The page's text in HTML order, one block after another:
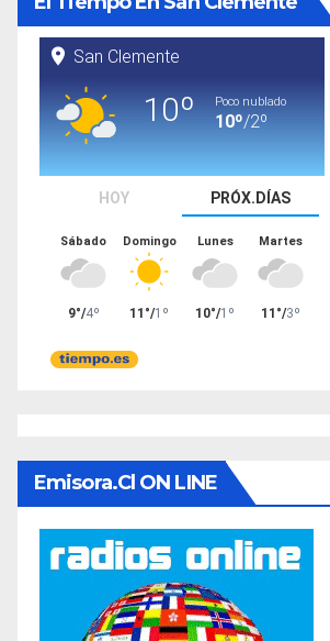
Emisora.cl ON LINE